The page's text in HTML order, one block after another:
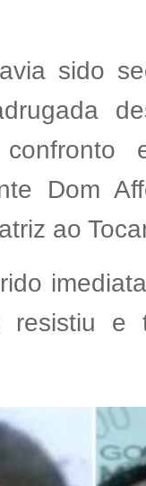
sido
Dom
ao
resistiu e